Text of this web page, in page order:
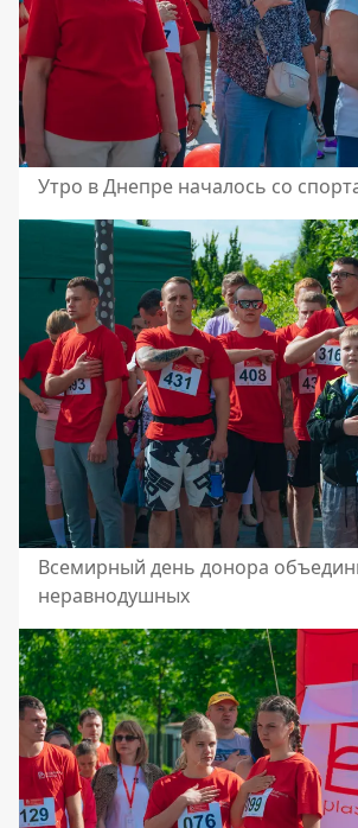
Утро в Днепре началось со
Всемирный день донора
неравнодушных